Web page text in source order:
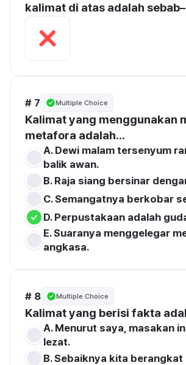
kalimat di atas adalah
# 7 Multiple Choice
Kalimat yang menggunakan
metafora adalah...
A. Dewi malam tersenyum
balik awan.
B. Raja siang bersinar
C. Semangatnya berkobar
D. Perpustakaan adalah
E. Suaranya menggelegar
angkasa.
# 8 Multiple Choice
Kalimat yang berisi fakta
A. Menurut saya, masakan
lezat.
B. Sebaiknya kita berangkat